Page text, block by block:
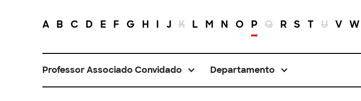
A B C D E F G H I J K L M N O P Q R S T U V W
Professor Associado Convidado Departamento